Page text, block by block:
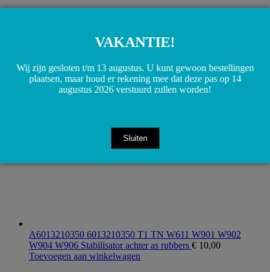
A0028266990 0028266990 TN Serie T1 W601 Koplampglas
Toevoegen aan winkelwagen
A6013210350 6013210350 T1 TN W611 W901 W902
W904 W906 Stabilisator achter as rubbers € 10,00
Toevoegen aan winkelwagen
VAKANTIE!
Wij zijn gesloten t/m 13 augustus. U kunt gewoon bestellingen
plaatsen, maar houd er rekening mee dat deze pas op 14
augustus 2026 verstuurd zullen worden!
Sluiten